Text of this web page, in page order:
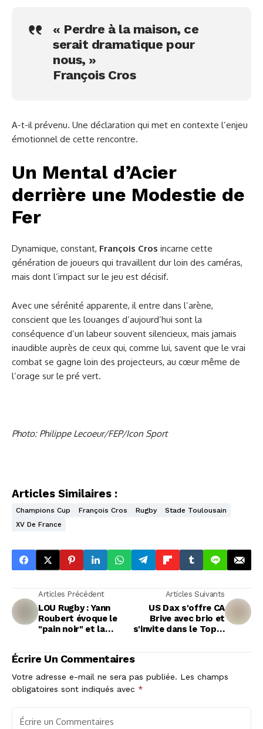
« Perdre à la maison, ce
serait dramatique pour
nous, »
François Cros
A-t-il prévenu. Une déclaration qui met en contexte l’enjeu
émotionnel de cette rencontre.
Un Mental d’Acier
derrière une Modestie de
Fer
Dynamique, constant, François Cros incarne cette
génération de joueurs qui travaillent dur loin des caméras,
mais dont l’impact sur le jeu est décisif.
Avec une sérénité apparente, il entre dans l’arène,
conscient que les louanges d’aujourd’hui sont la
conséquence d’un labeur souvent silencieux, mais jamais
inaudible auprès de ceux qui, comme lui, savent que le vrai
combat se gagne loin des projecteurs, au cœur même de
l’orage sur le pré vert.
Photo: Philippe Lecoeur/FEP/Icon Sport
Articles Similaires :
Champions Cup François Cros Rugby
Stade Toulousain
XV De France
Articles Précédent
LOU Rugby : Yann
Roubert évoque le
"pain noir" et la
Articles Suivants
US Dax s'offre CA
Brive avec brio et
s'invite dans le Top 4
Écrire Un Commentaires
Votre adresse e-mail ne sera pas publiée. Les champs
obligatoires sont indiqués avec *